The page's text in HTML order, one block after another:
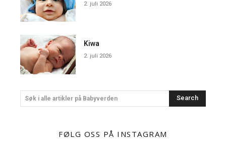
2. juli 2026
Kiwa
2. juli 2026
Søk i alle artikler på Babyverden Search
FØLG OSS PÅ INSTAGRAM